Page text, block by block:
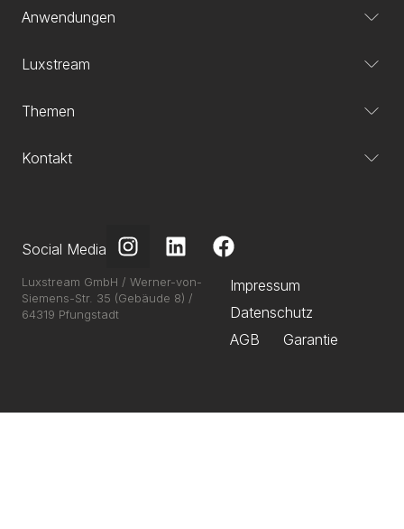
Anwendungen
Luxstream
Themen
Kontakt
Social Media
Luxstream GmbH / Werner-von-
Siemens-Str. 35 (Gebäude 8) /
64319 Pfungstadt
Impressum
Datenschutz
AGB
Garantie